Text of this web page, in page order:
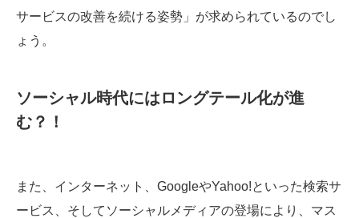
サービスの改善を続ける姿勢」が求められているのでし
ょう。
ソーシャル時代にはロングテール化が進
む？！
また、インターネット、GoogleやYahoo!といった検索サ
ービス、そしてソーシャルメディアの登場により、マス